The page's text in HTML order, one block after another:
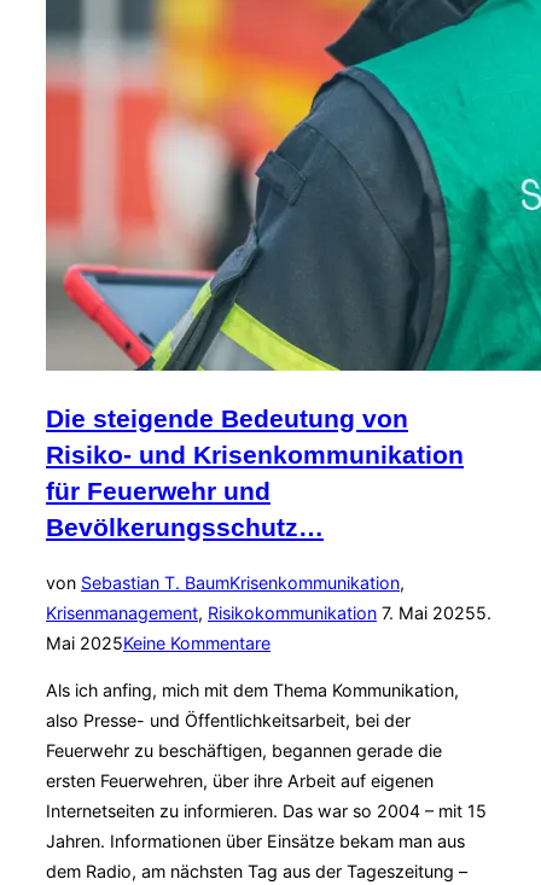
erreichbar
Feuerwehrkommunikation
Die steigende Bedeutung von
Risiko- und Krisenkommunikation
für Feuerwehr und
Bevölkerungsschutz…
von Sebastian T. BaumKrisenkommunikation,
Krisenmanagement, RisikokommunikationVeröffentlicht
7. Mai 20255.
Mai 2025Keine Kommentare
Als ich anfing, mich mit dem Thema Kommunikation,
also Presse- und Öffentlichkeitsarbeit, bei der
Feuerwehr zu beschäftigen, begannen gerade die
ersten Feuerwehren, über ihre Arbeit auf eigenen
Internetseiten zu informieren. Das war so 2004 – mit 15
Jahren. Informationen über Einsätze bekam man aus
dem Radio, am nächsten Tag aus der Tageszeitung –